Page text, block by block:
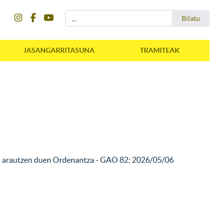
Bilatu
JASANGARRITASUNA TRAMITEAK
duen Ordenantza - GAO 82; 2026/05/06